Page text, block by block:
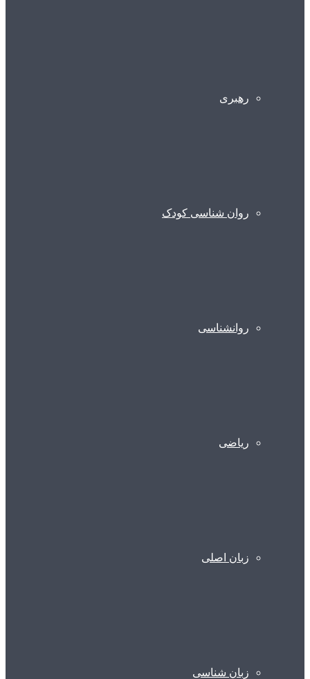
رهبری
روان شناسی کودک
روانشناسی
ریاضی
زبان اصلی
زبان شناسی